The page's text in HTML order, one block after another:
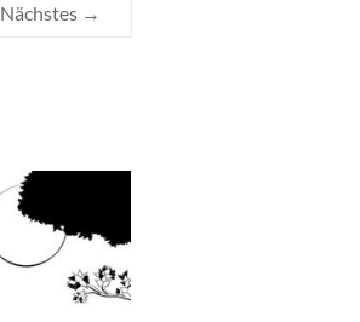
Nächstes →